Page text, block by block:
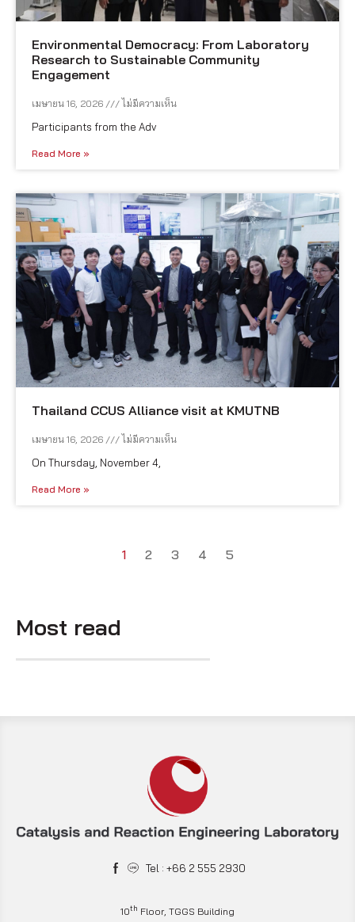
Environmental Democracy: From Laboratory
Research to Sustainable Community
Engagement
เมษายน 16, 2026 ไม่มีความเห็น
Participants from the Adv
Read More »
Thailand CCUS Alliance visit at KMUTNB
เมษายน 16, 2026 ไม่มีความเห็น
On Thursday, November 4,
Read More »
1 2 3 4 5
Most read
Tel : +66 2 555 2930
10th Floor, TGGS Building